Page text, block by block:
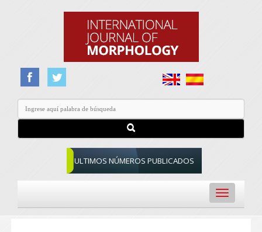
ULTIMOS NÚMEROS PUBLICADOS
Toggle
navigation